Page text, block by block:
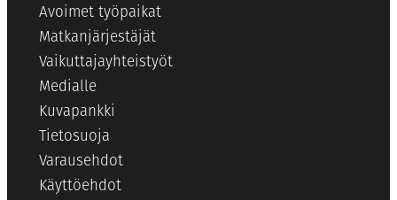
Avoimet työpaikat
Matkanjärjestäjät
Vaikuttajayhteistyöt
Medialle
Kuvapankki
Tietosuoja
Varausehdot
Käyttöehdot